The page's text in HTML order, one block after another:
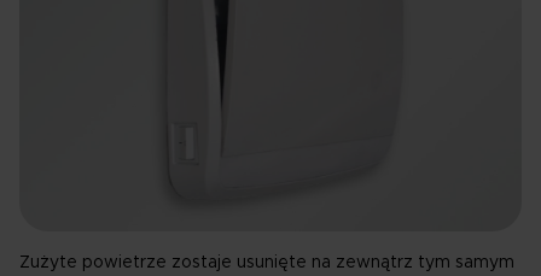
Zużyte powietrze zostaje usunięte na zewnątrz tym samym